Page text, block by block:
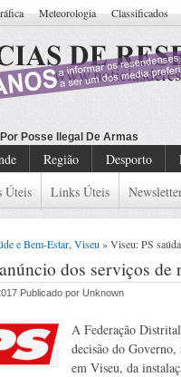
Meteorologia Classificados
Região Desporto
Úteis Links Úteis
e Bem-Estar Viseu » Viseu: PS
dos serviços
Publicado por Unknown
A Federação
decisão do Governo,
em Viseu, da